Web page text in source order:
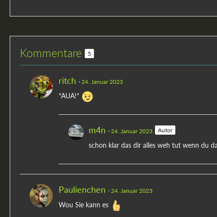
Kommentare 5
ritch 24. Januar 2023
*AUA!*
m4n 24. Januar 2023 Autor
schon klar das dir alles weh tut wenn du
Paulienchen 24. Januar 2023
Wou Sie kann es